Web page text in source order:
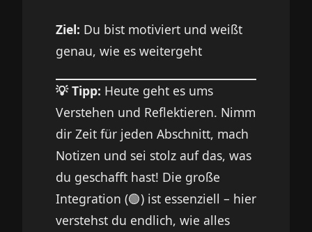
Ziel: Du bist motiviert und weißt
genau, wie es weitergeht
💡 Tipp: Heute geht es ums
Verstehen und Reflektieren. Nimm
dir Zeit für jeden Abschnitt, mach
Notizen und sei stolz auf das, was
du geschafft hast! Die große
Integration (🟢) ist essenziell – hier
verstehst du endlich, wie alles